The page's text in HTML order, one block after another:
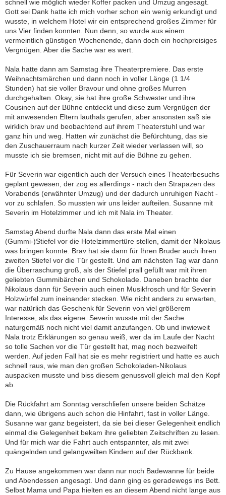
schnell wie möglich wieder Koffer packen und Umzug angesagt.
Gott sei Dank hatte ich mich vorher schon ein wenig erkundigt und
wusste, in welchem Hotel wir ein entsprechend großes Zimmer für
uns Vier finden konnten. Nun denn, so wurde aus einem
vermeintlich günstigen Wochenende, dann doch ein hochpreisiges
Vergnügen. Aber die Sache war es wert.
Nala hatte dann am Samstag ihre Theaterpremiere. Das erste
Weihnachtsmärchen und dann noch in voller Länge (1 1/4
Stunden) hat sie voller Bravour und ohne großes Murren
durchgehalten. Okay, sie hat ihre große Schwester und ihre
Cousinen auf der Bühne entdeckt und diese zum Vergnügen der
mit anwesenden Eltern lauthals gerufen, aber ansonsten saß sie
wirklich brav und beobachtend auf ihrem Theaterstuhl und war
ganz hin und weg. Hatten wir zunächst die Befürchtung, das sie
den Zuschauerraum nach kurzer Zeit wieder verlassen will, so
musste ich sie bremsen, nicht mit auf die Bühne zu gehen.
Für Severin war eigentlich auch der Versuch eines Theaterbesuchs
geplant gewesen, der zog es allerdings - nach den Strapazen des
Vorabends (erwähnter Umzug) und der dadurch unruhigen Nacht -
vor zu schlafen. So mussten wir uns leider aufteilen. Susanne mit
Severin im Hotelzimmer und ich mit Nala im Theater.
Samstag Abend durfte Nala dann das erste Mal einen
(Gummi-)Stiefel vor die Hotelzimmertüre stellen, damit der Nikolaus
was bringen konnte. Brav hat sie dann für Ihren Bruder auch ihren
zweiten Stiefel vor die Tür gestellt. Und am nächsten Tag war dann
die Überraschung groß, als der Stiefel prall gefüllt war mit ihren
geliebten Gummibärchen und Schokolade. Daneben brachte der
Nikolaus dann für Severin auch einen Musikfrosch und für Severin
Holzwürfel zum ineinander stecken. Wie nicht anders zu erwarten,
war natürlich das Geschenk für Severin von viel größerem
Interesse, als das eigene. Severin wusste mit der Sache
naturgemäß noch nicht viel damit anzufangen. Ob und inwieweit
Nala trotz Erklärungen so genau weiß, wer da im Laufe der Nacht
so tolle Sachen vor die Tür gestellt hat, mag noch bezweifelt
werden. Auf jeden Fall hat sie es mehr registriert und hatte es auch
schnell raus, wie man den großen Schokoladen-Nikolaus
auspacken musste und biss diesem genussvoll gleich mal den Kopf
ab.
Die Rückfahrt am Sonntag verschliefen unsere beiden Schätze
dann, wie übrigens auch schon die Hinfahrt, fast in voller Länge.
Susanne war ganz begeistert, da sie bei dieser Gelegenheit endlich
einmal die Gelegenheit bekam ihre geliebten Zeitschriften zu lesen.
Und für mich war die Fahrt auch entspannter, als mit zwei
quängelnden und gelangweilten Kindern auf der Rückbank.
Zu Hause angekommen war dann nur noch Badewanne für beide
und Abendessen angesagt. Und dann ging es geradewegs ins Bett.
Selbst Mama und Papa hielten es an diesem Abend nicht lange aus